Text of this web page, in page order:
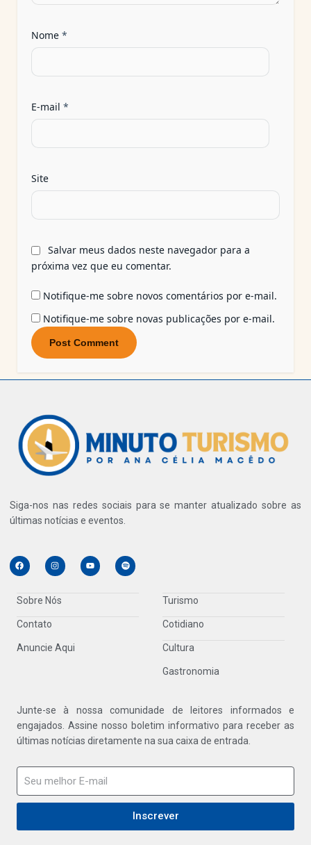
Nome *
E-mail *
Site
Salvar meus dados neste navegador para a
próxima vez que eu comentar.
Notifique-me sobre novos comentários por e-mail.
Notifique-me sobre novas publicações por e-mail.
Siga-nos nas redes sociais para se manter atualizado sobre as
últimas notícias e eventos.
Sobre Nós
Contato
Anuncie Aqui
Turismo
Cotidiano
Cultura
Gastronomia
Junte-se à nossa comunidade de leitores informados e
engajados. Assine nosso boletim informativo para receber as
últimas notícias diretamente na sua caixa de entrada.
Inscrever